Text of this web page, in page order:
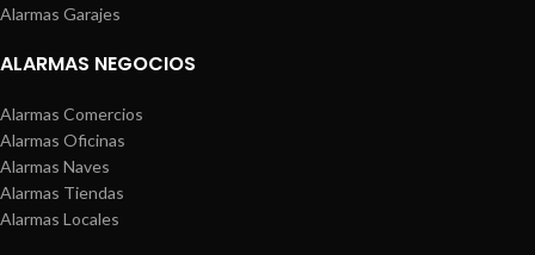
Alarmas Garajes
ALARMAS NEGOCIOS
Alarmas Comercios
Alarmas Oficinas
Alarmas Naves
Alarmas Tiendas
Alarmas Locales